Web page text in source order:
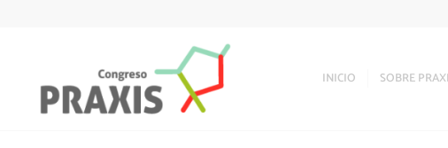
INICIO SOBRE